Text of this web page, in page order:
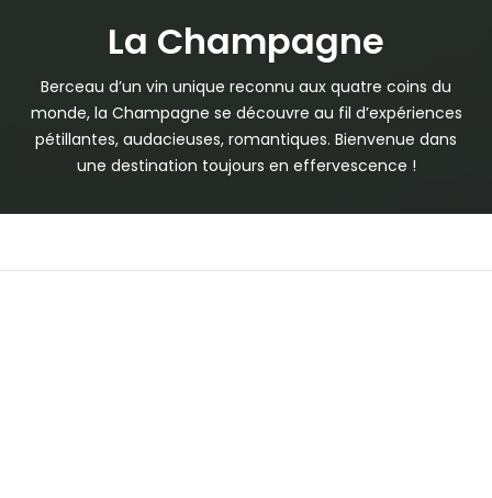
La Champagne
Berceau d’un vin unique reconnu aux quatre coins du
monde, la Champagne se découvre au fil d’expériences
pétillantes, audacieuses, romantiques. Bienvenue dans
une destination toujours en effervescence !